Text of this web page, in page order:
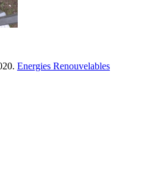
. Energies Renouvelables